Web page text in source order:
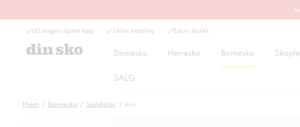
60 dagers åpent kjøp Sikker betaling Retur i butikk
Damesko Herresko Barnesko
SALG
Hjem Barnesko Sandaler Ake